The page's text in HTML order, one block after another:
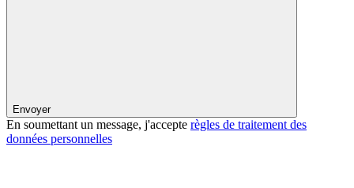
Envoyer
En soumettant un message, j'accepte règles de traitement des
données personnelles